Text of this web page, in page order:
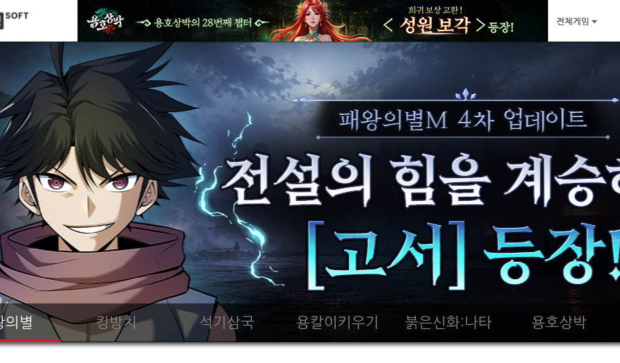
의별 킹방치 석기삼국 용칼이키우기 붉은신화:나타 용호상박